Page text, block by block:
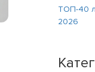
ТОП-40
2026